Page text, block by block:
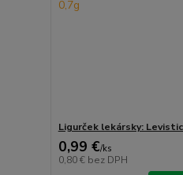
Ligurček lekársky:
0,99 €/ks
0,80 € bez DPH